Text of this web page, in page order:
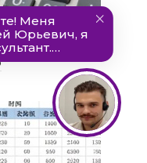
учета –
сборам –